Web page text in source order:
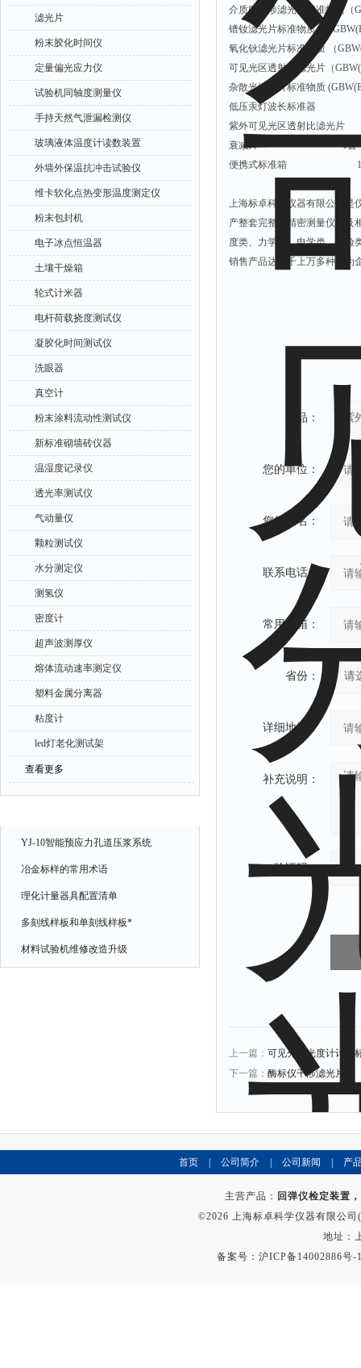
滤光片
粉末胶化时间仪
定量偏光应力仪
试验机同轴度测量仪
手持天然气泄漏检测仪
玻璃液体温度计读数装置
外墙外保温抗冲击试验仪
维卡软化点热变形温度测定仪
粉末包封机
电子冰点恒温器
土壤干燥箱
轮式计米器
电杆荷载挠度测试仪
凝胶化时间测试仪
洗眼器
真空计
粉末涂料流动性测试仪
新标准砌墙砖仪器
温湿度记录仪
透光率测试仪
气动量仪
颗粒测试仪
水分测定仪
测氢仪
密度计
超声波测厚仪
熔体流动速率测定仪
塑料金属分离器
粘度计
led灯老化测试架
查看更多
YJ-10智能预应力孔道压浆系统
冶金标样的常用术语
理化计量器具配置清单
多刻线样板和单刻线样板*
材料试验机维修改造升级
介质膜干涉滤光片标准物质（
镨钕滤光片标准物质 （
氧化钬滤光片标准物质 （
可见光区透射比滤光片（
杂散光滤光片标准物质
低压汞灯波长标准器
紫外可见光区透射比滤
衰减片 1套
便携式标准箱 1
上海标卓科学仪器有限公司是
产整套完整的精密测量仪器及
度类、力学类、电学类、试验
销售产品达成千上万多种，为
产品：
您的单位：
您的姓名：
联系电话：
常用邮箱：
省份：
详细地址：
补充说明：
验证码：
上一篇： 可见分光光度计计量
下一篇： 酶标仪干涉滤光片
首页 公司简介 公司新闻 产
主营产品： 回弹仪检定装置
©2026 上海标卓科学仪器有限公
地址：
备案号：沪ICP备14002886号-